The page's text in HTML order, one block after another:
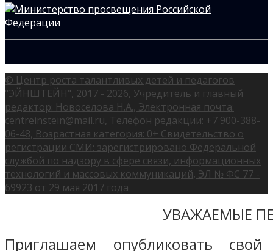
© Центр роста талантливых детей и педагогов
"ЭЙНШТЕЙН", 2017 - 2026, Учредитель и главный
редактор: Новоселова Н.А., Электронная почта:
centreinstein@mail.ru, Телефон редакции: +7 900-388-
06-48, Возрастная категория: 0+ Свидетельство о
регистрации СМИ: зарегистрировано Федеральной
службой по надзору в сфере связи, информационных
технологий и массовых коммуникаций, ЭЛ № ФС 77 -
69923 от 29 мая 2017 года
УВАЖАЕМЫЕ
Приглашаем опубликовать